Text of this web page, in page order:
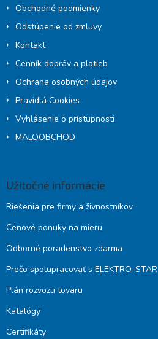
Obchodné podmienky
Odstúpenie od zmluvy
Kontakt
Cenník dopráv a platieb
Ochrana osobných údajov
Pravidlá Cookies
Vyhlásenie o prístupnosti
MALOOBCHOD
Užitočné informácie
Riešenia pre firmy a živnostníkov
Cenové ponuky na mieru
Odborné poradenstvo zdarma
Prečo spolupracovať s ELEKTRO-STAR
Plán rozvozu tovaru
Katalógy
Certifikáty